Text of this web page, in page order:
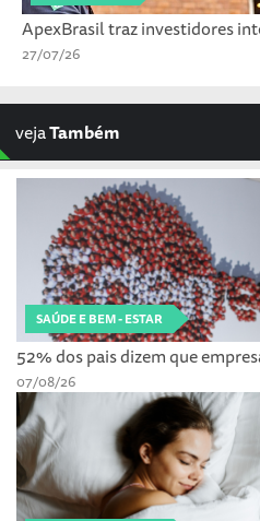
ApexBrasil traz investidores
27/07/26
vejaTambém
SAÚDE E BEM - ESTAR
52% dos pais dizem que
07/08/26